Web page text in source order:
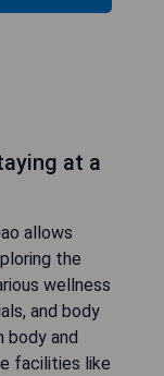
at a
allows
the
wellness
and body
body and
facilities like